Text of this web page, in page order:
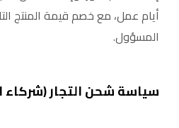
أيام عمل، مع خصم قيمة المنتج
المسؤول.
سياسة شحن التجار (شركاء